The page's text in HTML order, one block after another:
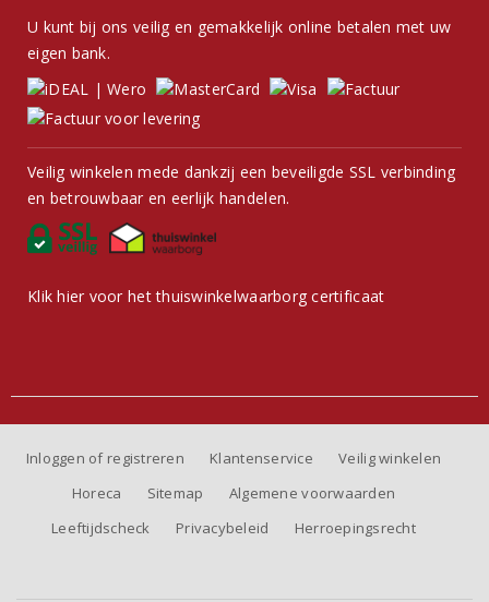
U kunt bij ons veilig en gemakkelijk online betalen met uw
eigen bank.
Veilig winkelen mede dankzij een beveiligde SSL verbinding
en betrouwbaar en eerlijk handelen.
Klik hier voor het thuiswinkelwaarborg certificaat
Inloggen of registreren Klantenservice
Veilig winkelen
Horeca
Sitemap
Algemene voorwaarden
Leeftijdscheck
Privacybeleid Herroepingsrecht